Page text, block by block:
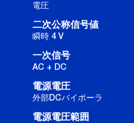
電圧
二次公称信号値
瞬時 4 V
一次信号
AC + DC
電源電圧
外部DCバイポーラ
電源電圧範囲